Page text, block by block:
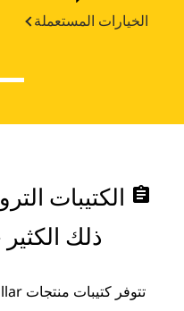
الخيارات المستعملة
assignment الكتيبات
ذلك